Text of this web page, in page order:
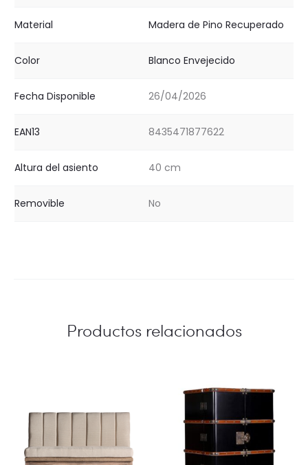
Material Madera de Pino Recuperado
Color Blanco Envejecido
Fecha Disponible 26/04/2026
EAN13 8435471877622
Altura del asiento 40 cm
Removible No
Productos relacionados